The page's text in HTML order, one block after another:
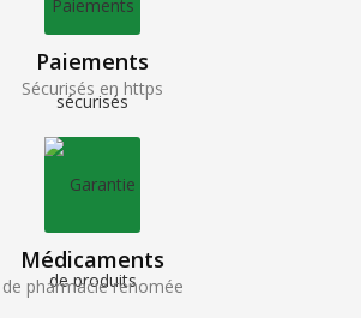
Paiements
Sécurisés en https
Médicaments
de pharmacie renomée